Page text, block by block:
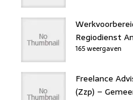
Regiodienst
165 weergaven
Freelance
(Zzp) –